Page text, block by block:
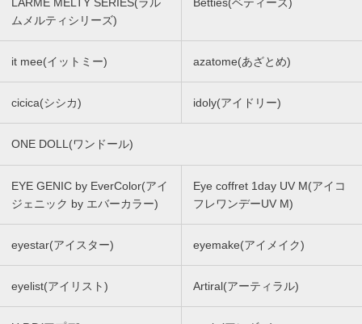
LARME MELTY SERIES(ラル
ムメルティシリーズ)
Betties(ベティーズ)
it mee(イットミー) azatome(あざとめ)
cicica(シシカ) idoly(アイドリー)
ONE DOLL(ワンドール)
EYE GENIC by EverColor(アイ
ジェニック by エバーカラー)
Eye coffret 1day UV M(アイコ
フレワンデーUV M)
eyestar(アイスター) eyemake(アイメイク)
eyelist(アイリスト) Artiral(アーティラル)